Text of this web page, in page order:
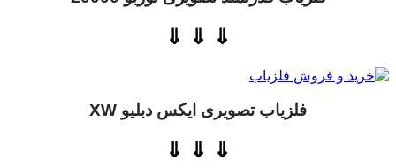
⇓ ⇓ ⇓
فلزیاب تصویری ایکس دبلیو XW
⇓ ⇓ ⇓